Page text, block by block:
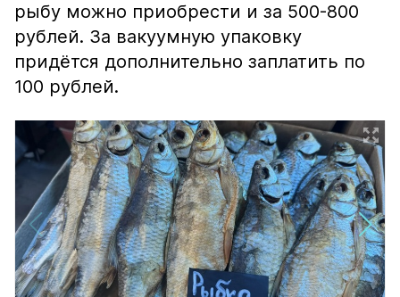
рыбу можно приобрести и за 500-800
рублей. За вакуумную упаковку
придётся дополнительно заплатить по
100 рублей.